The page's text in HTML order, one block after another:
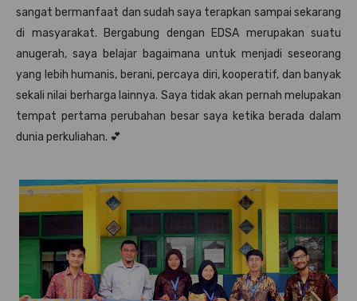
sangat bermanfaat dan sudah saya terapkan sampai sekarang
di masyarakat. Bergabung dengan EDSA merupakan suatu
anugerah, saya belajar bagaimana untuk menjadi seseorang
yang lebih humanis, berani, percaya diri, kooperatif, dan banyak
sekali nilai berharga lainnya. Saya tidak akan pernah melupakan
tempat pertama perubahan besar saya ketika berada dalam
dunia perkuliahan. 💕